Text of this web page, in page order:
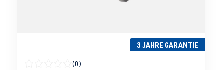
3 JAHRE GARANTIE
(0)